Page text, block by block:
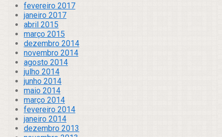
fevereiro 2017
janeiro 2017
abril 2015
março 2015
dezembro 2014
novembro 2014
agosto 2014
julho 2014
junho 2014
maio 2014
março 2014
fevereiro 2014
janeiro 2014
dezembro 2013